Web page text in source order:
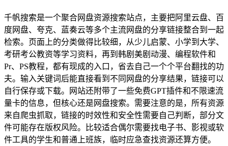
千帆搜索是一个聚合网盘资源搜索站点，主要把阿里云盘、百
度网盘、夸克、蓝奏云等多个主流网盘的分享链接整合到一起
检索。页面上的分类做得比较细，从少儿启蒙、小学到大学、
考研考公教资等学习资料，再到韩剧美剧动漫、编程软件和
Pr、PS教程，都有现成的入口，省去自己一个个平台翻找的功
夫。输入关键词后能直接看到不同网盘的分享结果，链接可以
自行保存或下载。网站还附带了一些免费GPT插件和不限速流
量卡的信息，但核心还是网盘搜索。需要注意的是，所有资源
来自爬虫抓取，链接的时效性和安全性需要自己判断，部分文
件可能存在版权风险。比较适合偶尔需要找电子书、影视或软
件工具的学生和普通上班族，临时应急查找资源还算方便。